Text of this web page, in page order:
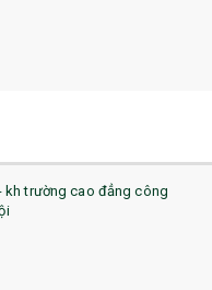
kh trường cao đẳng công